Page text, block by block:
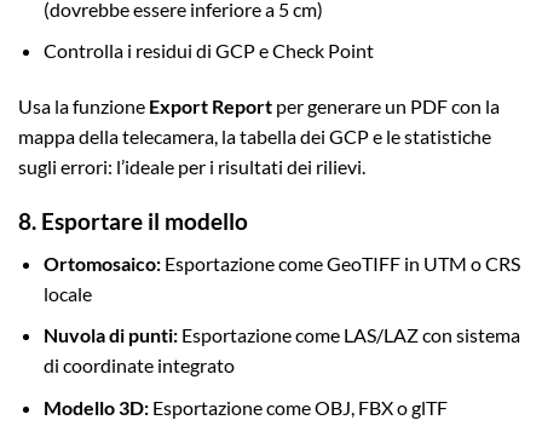
(dovrebbe essere inferiore a 5 cm)
Controlla i residui di GCP e Check Point
Usa la funzione Export Report per generare un PDF con la
mappa della telecamera, la tabella dei GCP e le statistiche
sugli errori: l’ideale per i risultati dei rilievi.
8. Esportare il modello
Ortomosaico:Esportazione come GeoTIFF in UTM o CRS
locale
Nuvola di punti:Esportazione come LAS/LAZ con sistema
di coordinate integrato
Modello 3D:Esportazione come OBJ, FBX o glTF